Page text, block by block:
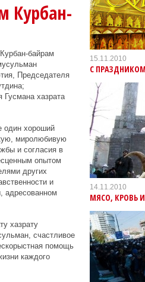
Курбан-
байрам
Председателя
Гусмана хазрата
один хороший
миролюбивую
и согласия в
опытом
других
и
адресованном
хазрату
счастливое
помощь
каждого
15.11.2010
С
14.11.2010
МЯСО, КРОВЬ